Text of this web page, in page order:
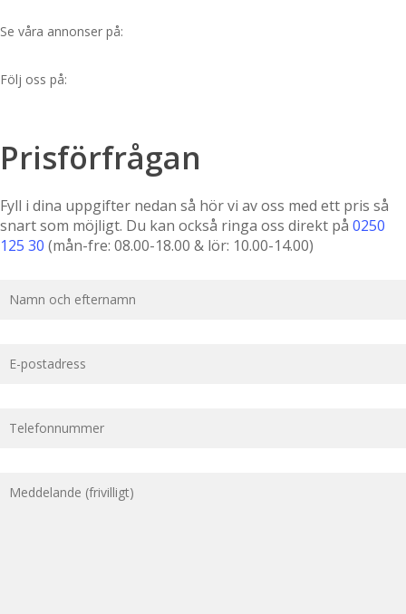
Se våra annonser på:
Följ oss på:
Prisförfrågan
Fyll i dina uppgifter nedan så hör vi av oss med ett pris så
snart som möjligt. Du kan också ringa oss direkt på 0250
125 30 (mån-fre: 08.00-18.00 & lör: 10.00-14.00)